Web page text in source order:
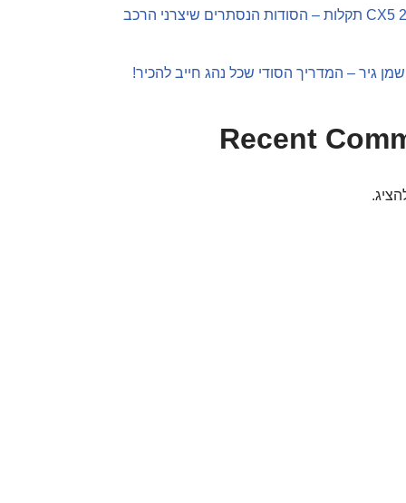
מאזדה CX5 2019 תקלות – הסודות הנסתרים שיצרני הרכב
גיר – המדריך הסודי שכל נהג חייב להכיר!
Recent